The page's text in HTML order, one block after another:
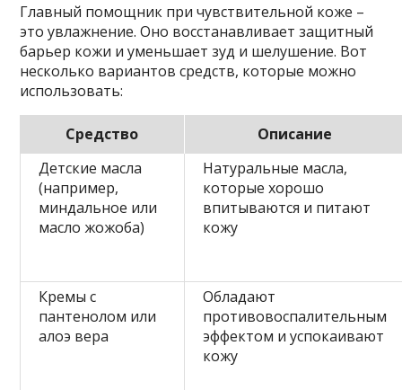
Главный помощник при чувствительной коже –
это увлажнение. Оно восстанавливает защитный
барьер кожи и уменьшает зуд и шелушение. Вот
несколько вариантов средств, которые можно
использовать:
Средство
Описание
Детские масла
(например,
миндальное или
масло жожоба)
Натуральные масла,
которые хорошо
впитываются и питают
кожу
Кремы с
пантенолом или
алоэ вера
Обладают
противовоспалительным
эффектом и успокаивают
кожу